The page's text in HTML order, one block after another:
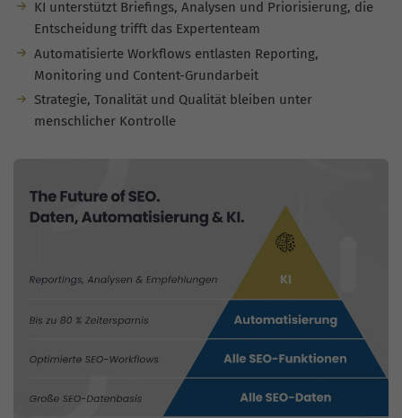
KI unterstützt Briefings, Analysen und Priorisierung, die
Entscheidung trifft das Expertenteam
Automatisierte Workflows entlasten Reporting,
Monitoring und Content-Grundarbeit
Strategie, Tonalität und Qualität bleiben unter
menschlicher Kontrolle